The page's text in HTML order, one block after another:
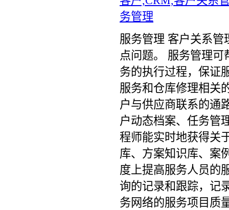
务管理
服务管理 客户关系管
点问题。 服务管理
务的执行过程，保证
服务和仓库修理相关
户与供应商联系的通
户动态档案、任务管
程师能实时地获得关
库、方案知识库、案
度上提高服务人员的
询的记录和跟踪，记
务网络的服务项目质